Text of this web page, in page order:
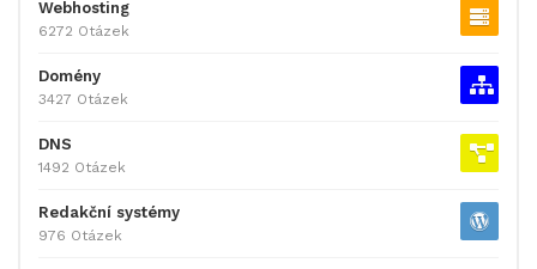
Webhosting
6272 Otázek
Domény
3427 Otázek
DNS
1492 Otázek
Redakční systémy
976 Otázek